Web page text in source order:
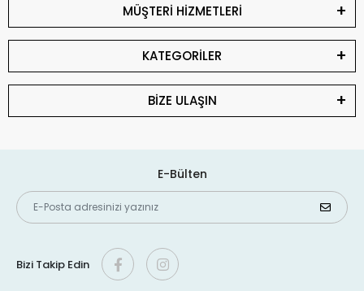
MÜŞTERİ HİZMETLERİ
KATEGORİLER
BİZE ULAŞIN
E-Bülten
Bizi Takip Edin